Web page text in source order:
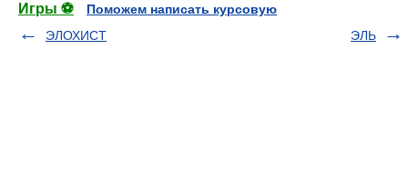
Игры ⚽
Поможем написать курсовую
ЭЛОХИСТ
ЭЛЬ